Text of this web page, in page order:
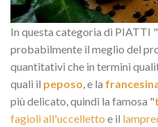
In questa categoria di PIATTI
probabilmente il meglio del
quantitativi che in termini
quali il peposo, e la
più delicato, quindi la famosa "
fagioli all'uccelletto e il